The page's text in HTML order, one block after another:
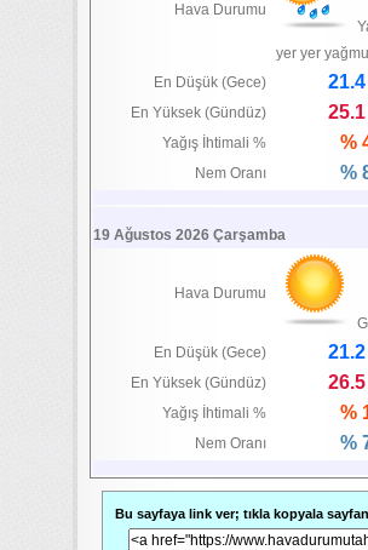
Hava Durumu
yer yer
En Düşük (Gece)
21.4
En Yüksek (Gündüz) 25.1
Yağış İhtimali % %
Nem Oranı %
19 Ağustos 2026 Çarşamba
Hava Durumu
En Düşük (Gece)
21.2
En Yüksek (Gündüz) 26.5
Yağış İhtimali % %
Nem Oranı %
Bu sayfaya link ver; tıkla kopyala